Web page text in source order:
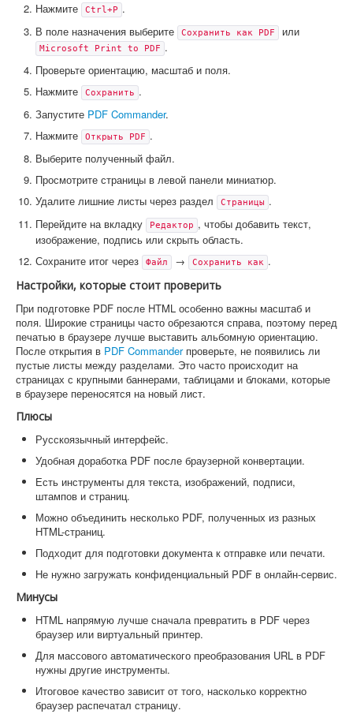
Нажмите Ctrl+P .
В поле назначения выберите
Сохранить как PDF или
Microsoft Print to PDF .
Проверьте ориентацию, масштаб и поля.
Нажмите
Сохранить .
Запустите PDF Commander.
Нажмите
Открыть PDF .
Выберите полученный файл.
Просмотрите страницы в левой панели миниатюр.
Удалите лишние листы через раздел
Страницы .
Перейдите на вкладку
Редактор , чтобы добавить текст,
изображение, подпись или скрыть область.
Сохраните итог через
Файл → Сохранить как .
Настройки, которые стоит проверить
При подготовке PDF после HTML особенно важны масштаб и
поля. Широкие страницы часто обрезаются справа, поэтому перед
печатью в браузере лучше выставить альбомную ориентацию.
После открытия в PDF Commanderпроверьте, не появились ли
пустые листы между разделами. Это часто происходит на
страницах с крупными баннерами, таблицами и блоками, которые
в браузере переносятся на новый лист.
Плюсы
Русскоязычный интерфейс.
Удобная доработка PDF после браузерной конвертации.
Есть инструменты для текста, изображений, подписи,
штампов и страниц.
Можно объединить несколько PDF, полученных из разных
HTML-страниц.
Подходит для подготовки документа к отправке или печати.
Не нужно загружать конфиденциальный PDF в онлайн-сервис.
Минусы
HTML напрямую лучше сначала превратить в PDF через
браузер или виртуальный принтер.
Для массового автоматического преобразования URL в PDF
нужны другие инструменты.
Итоговое качество зависит от того, насколько корректно
браузер распечатал страницу.